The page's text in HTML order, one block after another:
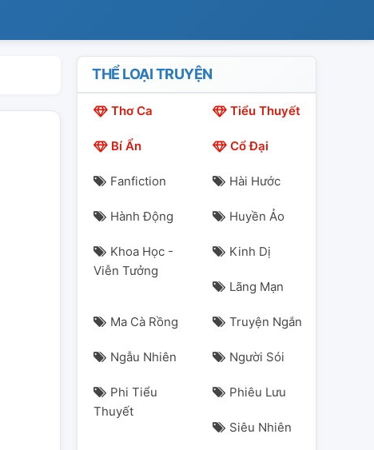
THỂ LOẠI TRUYỆN
Thơ Ca Tiểu Thuyết
Bí Ẩn Cổ Đại
Fanfiction Hài Hước
Hành Động Huyền Ảo
Khoa Học -
Viễn Tưởng
Kinh Dị
Lãng Mạn
Ma Cà Rồng Truyện Ngắn
Ngẫu Nhiên Người Sói
Phi Tiểu
Thuyết
Phiêu Lưu
Siêu Nhiên